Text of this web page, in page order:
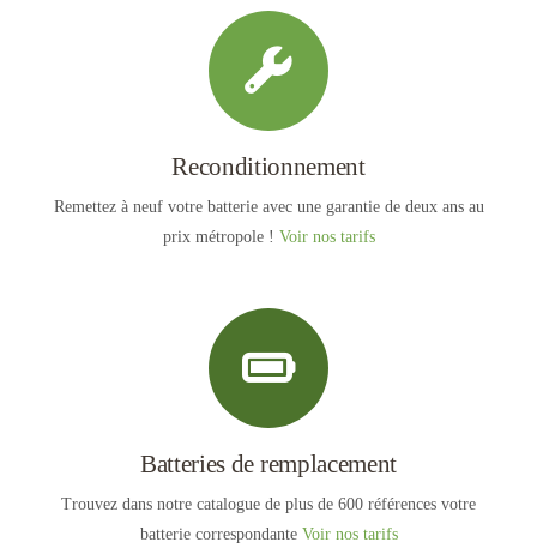
Reconditionnement
Remettez à neuf votre batterie avec une garantie de deux ans au
prix métropole ! Voir nos tarifs
Batteries de remplacement
Trouvez dans notre catalogue de plus de 600 références votre
batterie correspondante Voir nos tarifs